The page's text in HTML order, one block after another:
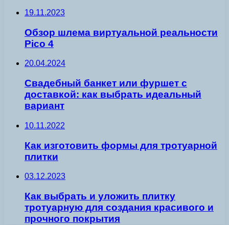
19.11.2023
Обзор шлема виртуальной реальности
Pico 4
20.04.2024
Свадебный банкет или фуршет с
доставкой: как выбрать идеальный
вариант
10.11.2022
Как изготовить формы для тротуарной
плитки
03.12.2023
Как выбрать и уложить плитку
тротуарную для создания красивого и
прочного покрытия